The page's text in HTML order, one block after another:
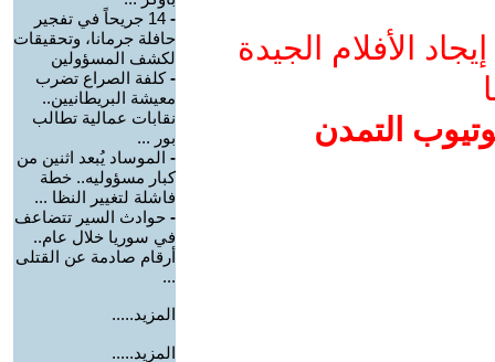
الأفلام الجيدة
التمدن
-
14 جريحاً في تفجير
حافلة جرمانا، وتحقيقات
لكشف المسؤولين
-كلفة الصراع تضرب
معيشة البريطانيين..
نقابات عمالية تطالب
بور ...
- الموساد يُبعد اثنين من
كبار مسؤوليه.. خطة
فاشلة لتغيير النظا ...
- حوادث السير تتضاعف
في سوريا خلال عام..
أرقام صادمة عن القتلى
...
المزيد.....
المزيد.....